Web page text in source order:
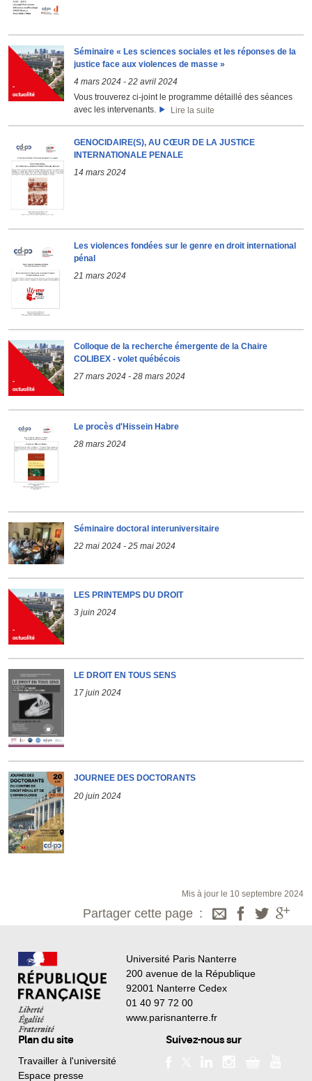
Séminaire « Les sciences sociales et les réponses de la
justice face aux violences de masse »
4 mars 2024 - 22 avril 2024
Vous trouverez ci-joint le programme détaillé des séances
avec les intervenants.
Lire la suite
GENOCIDAIRE(S), AU CŒUR DE LA JUSTICE
INTERNATIONALE PENALE
14 mars 2024
Les violences fondées sur le genre en droit international
pénal
21 mars 2024
Colloque de la recherche émergente de la Chaire
COLIBEX - volet québécois
27 mars 2024 - 28 mars 2024
Le procès d'Hissein Habre
28 mars 2024
Séminaire doctoral interuniversitaire
22 mai 2024 - 25 mai 2024
LES PRINTEMPS DU DROIT
3 juin 2024
LE DROIT EN TOUS SENS
17 juin 2024
JOURNEE DES DOCTORANTS
20 juin 2024
Mis à jour le 10 septembre 2024
Partager cette page
Université Paris Nanterre
200 avenue de la République
92001 Nanterre Cedex
01 40 97 72 00
www.parisnanterre.fr
Plan du site
Travailler à l'université
Espace presse
Suivez-nous sur